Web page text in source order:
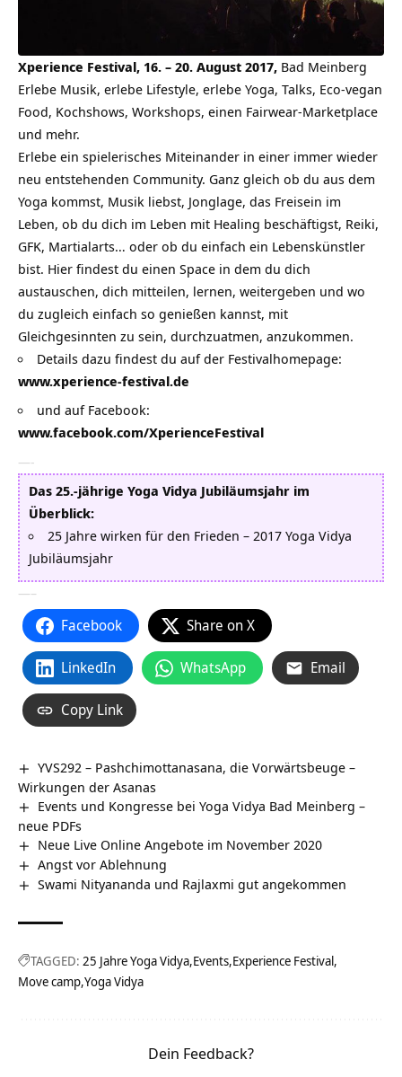
Xperience Festival, 16. – 20. August 2017, Bad Meinberg
Erlebe Musik, erlebe Lifestyle, erlebe Yoga, Talks, Eco-vegan
Food, Kochshows, Workshops, einen Fairwear-Marketplace
und mehr.
Erlebe ein spielerisches Miteinander in einer immer wieder
neu entstehenden Community. Ganz gleich ob du aus dem
Yoga kommst, Musik liebst, Jonglage, das Freisein im
Leben, ob du dich im Leben mit Healing beschäftigst, Reiki,
GFK, Martialarts… oder ob du einfach ein Lebenskünstler
bist. Hier findest du einen Space in dem du dich
austauschen, dich mitteilen, lernen, weitergeben und wo
du zugleich einfach so genießen kannst, mit
Gleichgesinnten zu sein, durchzuatmen, anzukommen.
Details dazu findest du auf der Festivalhomepage:
www.xperience-festival.de
und auf Facebook:
www.facebook.com/XperienceFestival
—-
Das 25.-jährige Yoga Vidya Jubiläumsjahr im
Überblick:
25 Jahre wirken für den Frieden – 2017 Yoga Vidya
Jubiläumsjahr
—–
Facebook Share on X
LinkedIn WhatsApp Email
Copy Link
YVS292 – Pashchimottanasana, die Vorwärtsbeuge –
Wirkungen der Asanas
Events und Kongresse bei Yoga Vidya Bad Meinberg –
neue PDFs
Neue Live Online Angebote im November 2020
Angst vor Ablehnung
Swami Nityananda und Rajlaxmi gut angekommen
TAGGED: 25 Jahre Yoga Vidya Events Experience Festival
Move camp Yoga Vidya
Dein Feedback?